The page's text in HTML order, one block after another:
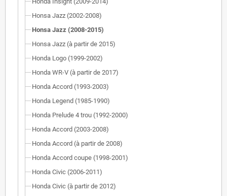
Honsa Jazz (2002-2008)
Honsa Jazz (2008-2015)
Honsa Jazz (à partir de 2015)
Honda Logo (1999-2002)
Honda WR-V (à partir de 2017)
Honda Accord (1993-2003)
Honda Legend (1985-1990)
Honda Prelude 4 trou (1992-2000)
Honda Accord (2003-2008)
Honda Accord (à partir de 2008)
Honda Accord coupe (1998-2001)
Honda Civic (2006-2011)
Honda Civic (à partir de 2012)